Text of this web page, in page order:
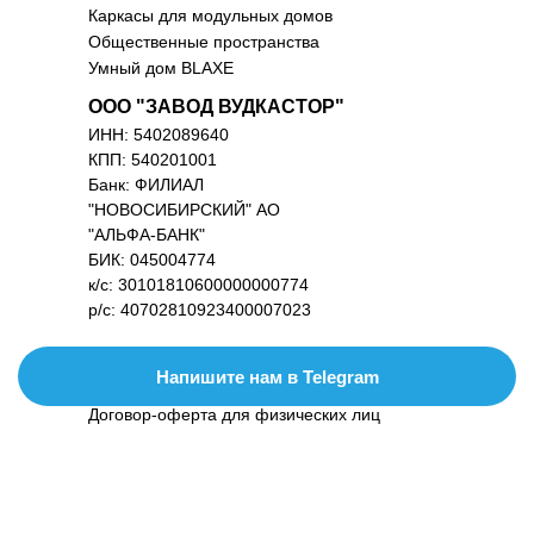
ИНН: 5402089640
КПП: 540201001
Банк: ФИЛИАЛ
"НОВОСИБИРСКИЙ" АО
"АЛЬФА-БАНК"
БИК: 045004774
к/с: 30101810600000000774
р/с: 40702810923400007023
Общественные пространства
Каркасы для модульных домов
Реквизиты
Договор-оферта для физических лиц
ООО "ЗАВОД ВУДКАСТОР"
Умный дом BLAXE
Напишите нам в Telegram